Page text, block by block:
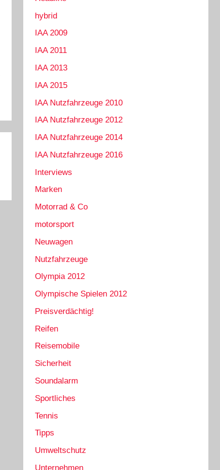
hybrid
IAA 2009
IAA 2011
IAA 2013
IAA 2015
IAA Nutzfahrzeuge 2010
IAA Nutzfahrzeuge 2012
IAA Nutzfahrzeuge 2014
IAA Nutzfahrzeuge 2016
Interviews
Marken
Motorrad & Co
motorsport
Neuwagen
Nutzfahrzeuge
Olympia 2012
Olympische Spielen 2012
Preisverdächtig!
Reifen
Reisemobile
Sicherheit
Soundalarm
Sportliches
Tennis
Tipps
Umweltschutz
Unternehmen